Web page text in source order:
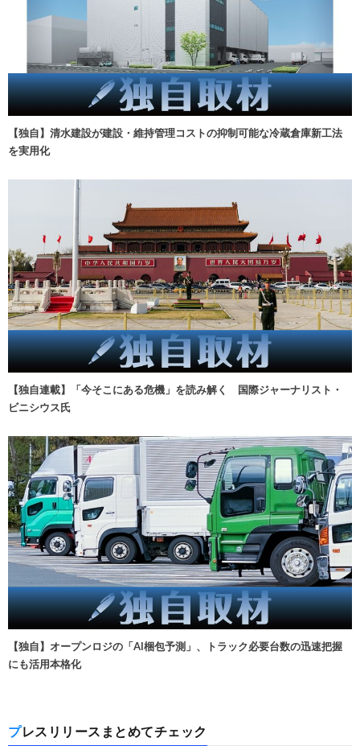
【独自】清水建設が建設・維持管理コストの抑制可能な冷蔵倉庫新工法
を実用化
【独自連載】「今そこにある危機」を読み解く 国際ジャーナリスト・
ビニシウス氏
【独自】オープンロジの「AI梱包予測」、トラック必要台数の迅速把握
にも活用本格化
プレスリリースまとめてチェック